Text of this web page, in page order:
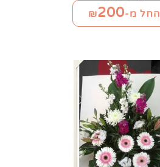
החל מ-₪200